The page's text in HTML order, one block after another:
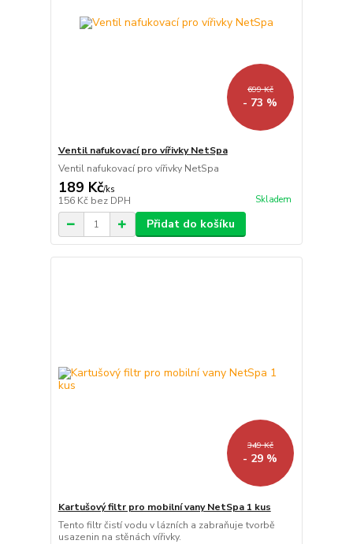
699 Kč
- 73 %
Ventil nafukovací pro vířivky NetSpa
Ventil nafukovací pro vířivky NetSpa
189 Kč/ks
156 Kč bez DPH Skladem
Přidat do košíku
349 Kč
- 29 %
Kartušový filtr pro mobilní vany NetSpa 1 kus
Tento filtr čistí vodu v lázních a zabraňuje tvorbě
usazenin na stěnách vířivky.